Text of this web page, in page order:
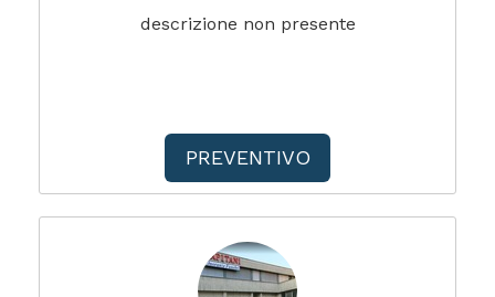
descrizione non presente
PREVENTIVO